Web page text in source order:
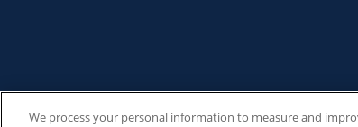
We process your personal information to measure and